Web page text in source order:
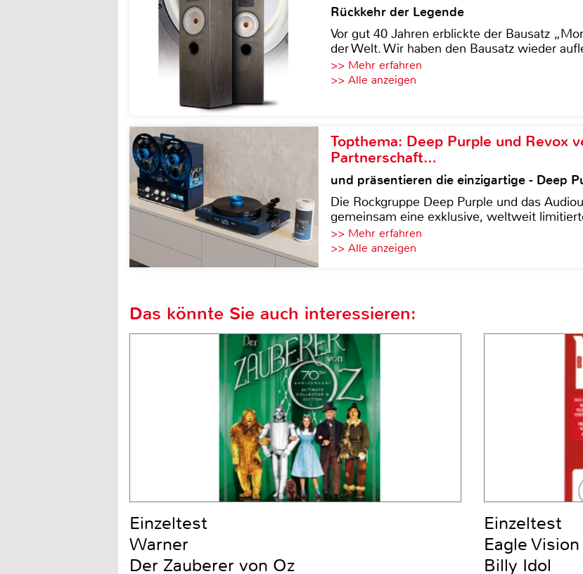
Rückkehr der Legende
Vor gut 40 Jahren erblickte der Bausatz
der Welt. Wir haben den Bausatz wieder
>> Mehr erfahren
>> Alle anzeigen
Topthema: Deep Purple und Revox
Partnerschaft…
und präsentieren die einzigartige - Deep
Die Rockgruppe Deep Purple und das
gemeinsam eine exklusive, weltweit
>> Mehr erfahren
>> Alle anzeigen
Das könnte Sie auch interessieren:
Einzeltest
Warner
Der Zauberer von Oz
Einzeltest
Eagle Vision
Billy Idol